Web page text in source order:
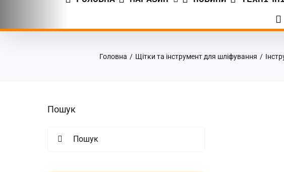
Головна / Щітки та інструмент для шліфування /
Пошук